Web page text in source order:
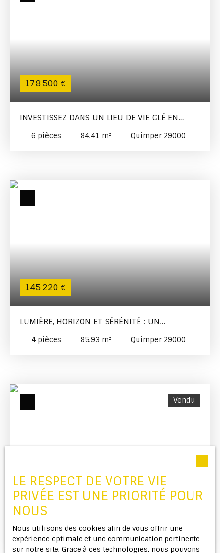
178 500 €
INVESTISSEZ DANS UN LIEU DE VIE CLÉ EN
6 pièces 84.41 m² Quimper 29000
145 220 €
LUMIÈRE, HORIZON ET SÉRÉNITÉ : UN
4 pièces 85.93 m² Quimper 29000
Vendu
Vendu
LE LOFT UNIQUE À QUIMPER AVEC PATIO XXL
5pièces 112.1m² Quimper 29000
LE RESPECT DE VOTRE VIE
PRIVÉE EST UNE PRIORITÉ POUR
NOUS
Nous utilisons des cookies afin de vous offrir une
expérience optimale et une communication pertinente
sur notre site. Grace à ces technologies, nous pouvons